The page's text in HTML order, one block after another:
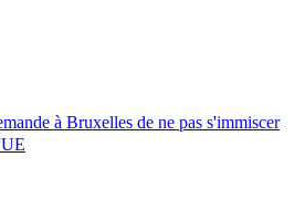
à Bruxelles de ne pas s'immiscer